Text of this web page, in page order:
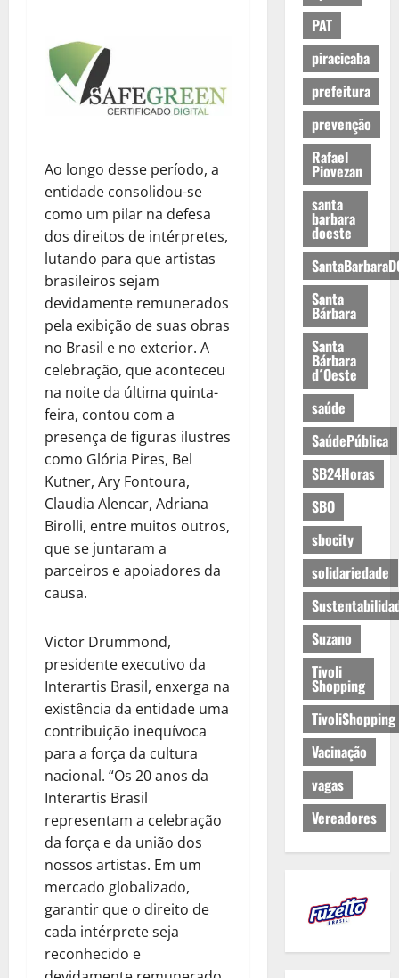
Ao longo desse período, a
entidade consolidou-se
como um pilar na defesa
dos direitos de intérpretes,
lutando para que artistas
brasileiros sejam
devidamente remunerados
pela exibição de suas obras
no Brasil e no exterior. A
celebração, que aconteceu
na noite da última quinta-
feira, contou com a
presença de figuras ilustres
como Glória Pires, Bel
Kutner, Ary Fontoura,
Claudia Alencar, Adriana
Birolli, entre muitos outros,
que se juntaram a
parceiros e apoiadores da
causa.
Victor Drummond,
presidente executivo da
Interartis Brasil, enxerga na
existência da entidade uma
contribuição inequívoca
para a força da cultura
nacional. “Os 20 anos da
Interartis Brasil
representam a celebração
da força e da união dos
nossos artistas. Em um
mercado globalizado,
garantir que o direito de
cada intérprete seja
reconhecido e
PAT
piracicaba
prefeitura
prevenção
Rafael
Piovezan
santa
barbara
doeste
Santa
Bárbara
Santa
Bárbara
d´Oeste
saúde
SaúdePública
SB24Horas
SBO
sbocity
solidariedade
Suzano
Tivoli
Shopping
TivoliShopping
Vacinação
vagas
Vereadores